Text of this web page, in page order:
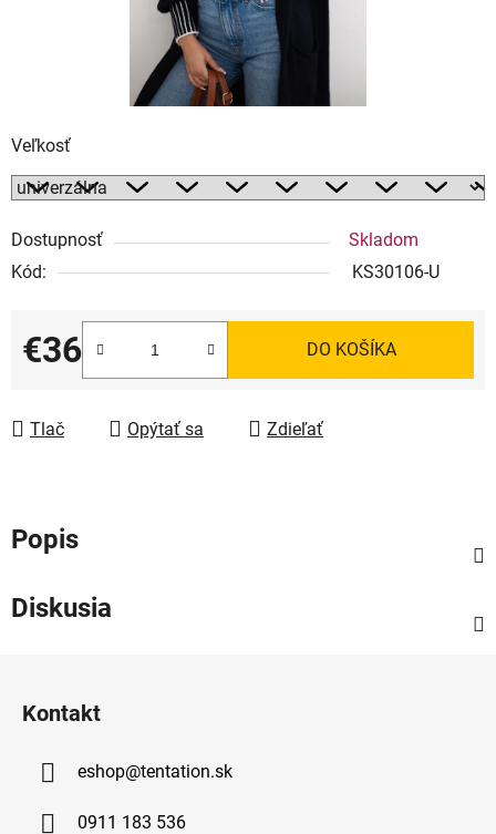
Veľkosť
Dostupnosť
Skladom
Kód:
KS30106-U
€36
Jednotková cena:
DO KOŠÍKA
Tlač Opýtať sa Zdieľať
Popis
Diskusia
Kontakt
eshop@tentation.sk
0911 183 536